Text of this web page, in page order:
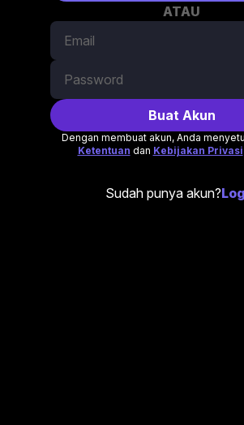
ATAU
Buat Akun
Dengan membuat akun, Anda
Ketentuan dan Kebijakan Privasi
Sudah punya akun?